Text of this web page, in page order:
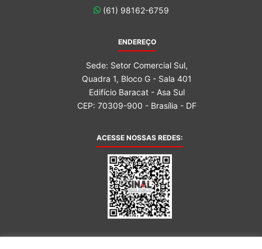
(61) 98162-6759
ENDEREÇO
Sede: Setor Comercial Sul,
Quadra 1, Bloco G - Sala 401
Edifício Baracat - Asa Sul
CEP: 70309-900 - Brasília - DF
ACESSE NOSSAS REDES: